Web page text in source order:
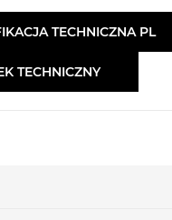
TECHNICZNA PL
TECHNICZNY